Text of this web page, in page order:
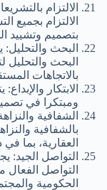
الالتزام
الالتزام بجميع
بتصميم وتشييد
البحث
البحث والتحليل
بالاتجاهات
الابتكار
ومبتكرا في
الشفافية
بالشفافية
العقارية، بما
التواصل
التواصل الفعال
الحكومية